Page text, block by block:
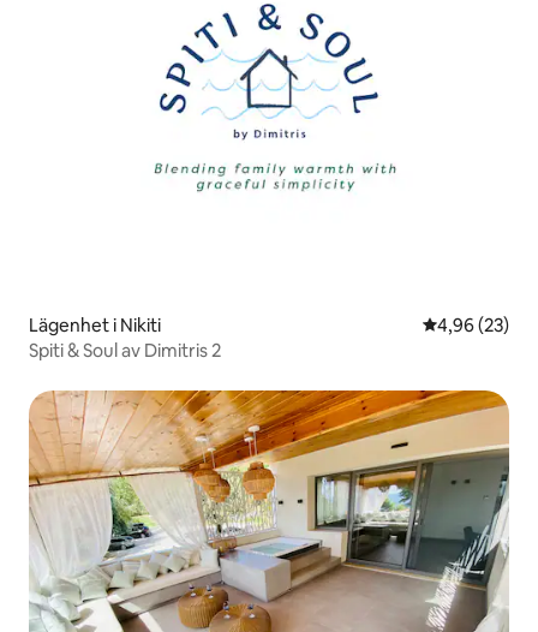
Lägenhet i Nikiti 4,96 av 5 i
4,96 (23)
Spiti & Soul av Dimitris 2